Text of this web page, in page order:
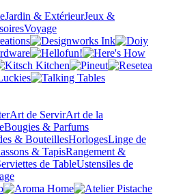
Jardin & ExtérieurJeux &
Voyage
Art de ServirArt de la
Bougies & Parfums
& BouteillesHorlogesLinge de
& TapisRangement &
de TableUstensiles de